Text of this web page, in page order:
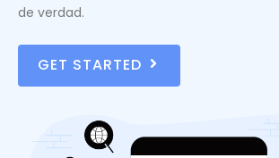
de verdad.
GET STARTED